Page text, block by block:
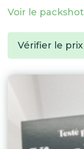
Voir le
Vérifier le prix